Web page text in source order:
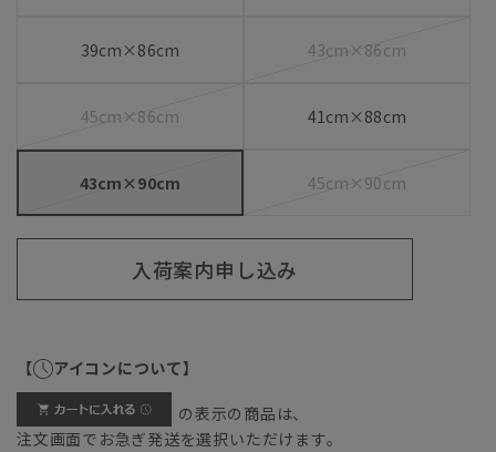
39cm×86cm 43cm×86cm
45cm×86cm 41cm×88cm
43cm×90cm 45cm×90cm
入荷案内申し込み
【 アイコンについて】
の表示の商品は、
注文画面でお急ぎ発送を選択いただけます。